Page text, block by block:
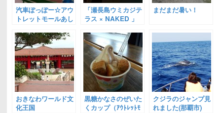
汽車ぽっぽー☆アウ
トレットモールあし
「瀬長島ウミカジテ
ラス × NAKED 」
ッピングショー(豊
見城市)
まだまだ暑い！
おきなわワールド文
化王国
黒糖かなさのぜいた
くカップ（ｱｳﾄﾚｯﾄﾓ
クジラのジャンプ見
れました(那覇市)